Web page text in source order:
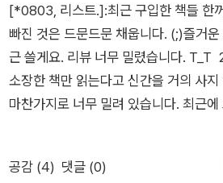
[*0803, 리스트.]:최근 구입한 책들 한
빠진 것은 드문드문 채웁니다. (;)즐거
근 쓸게요. 리뷰 너무 밀렸습니다.
소장한 책만 읽는다고 신간을 거의 사지
마찬가지로 너무 밀려 있습니다. 최근
의 뛰어난 감성과 지성은 다른 상징주의
공감 (4) 댓글 (0)